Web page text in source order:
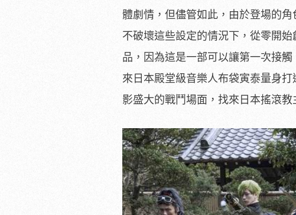
體劇情，但儘管如此，由於登場的角
不破壞這些設定的情況下， 從零開始
品， 因為這是一部可以讓第一次接
來日本殿堂級音樂人布袋寅泰量身打
影盛大的戰鬥場面， 找來日本搖滾教